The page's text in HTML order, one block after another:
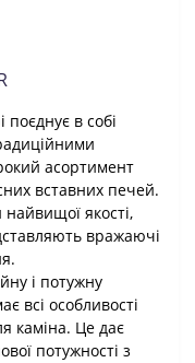
в собі
асортимент
вставних печей.
якості,
вражаючі
і потужну
всі особливості
каміна. Це дає
потужності з